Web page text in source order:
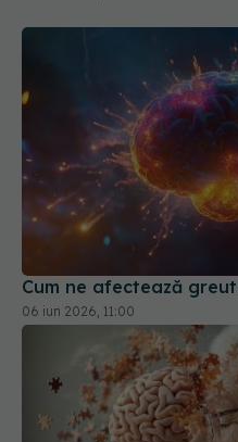
Cum ne afectează
06 iun 2026, 11:00